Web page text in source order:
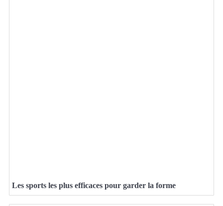
Les sports les plus efficaces pour garder la forme